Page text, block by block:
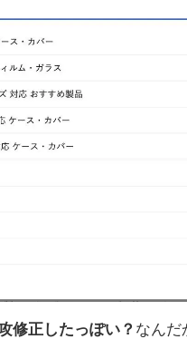
修正したっぽい？ なんだ